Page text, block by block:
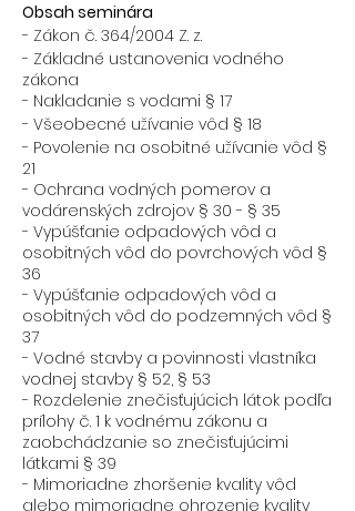
Obsah seminára
- Zákon č. 364/2004 Z. z.
- Základné ustanovenia vodného
zákona
- Nakladanie s vodami § 17
- Všeobecné užívanie vôd § 18
- Povolenie na osobitné užívanie vôd §
21
- Ochrana vodných pomerov a
vodárenských zdrojov § 30 - § 35
- Vypúšťanie odpadových vôd a
osobitných vôd do povrchových vôd §
36
- Vypúšťanie odpadových vôd a
osobitných vôd do podzemných vôd §
37
- Vodné stavby a povinnosti vlastníka
vodnej stavby § 52, § 53
- Rozdelenie znečisťujúcich látok podľa
prílohy č. 1 k vodnému zákonu a
zaobchádzanie so znečisťujúcimi
látkami § 39
- Mimoriadne zhoršenie kvality vôd
alebo mimoriadne ohrozenie kvality